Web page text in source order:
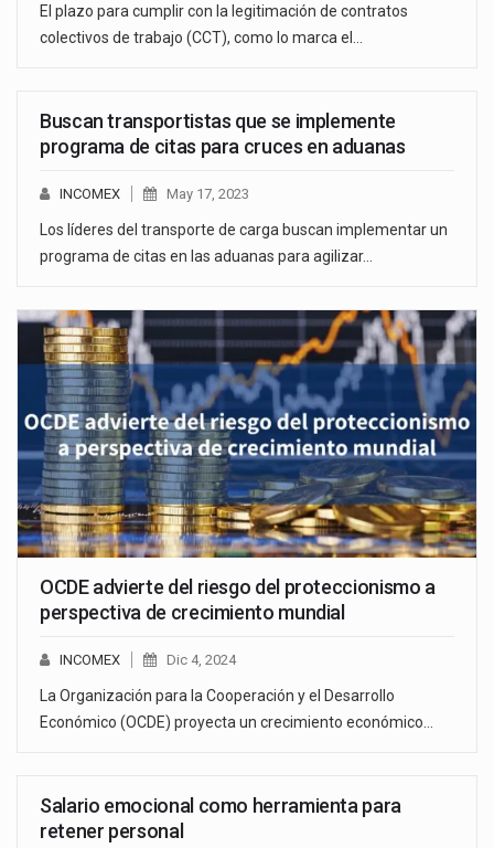
El plazo para cumplir con la legitimación de contratos
colectivos de trabajo (CCT), como lo marca el…
Buscan transportistas que se implemente
programa de citas para cruces en aduanas
INCOMEX May 17, 2023
Los líderes del transporte de carga buscan implementar un
programa de citas en las aduanas para agilizar…
OCDE advierte del riesgo del proteccionismo a
perspectiva de crecimiento mundial
INCOMEX Dic 4, 2024
La Organización para la Cooperación y el Desarrollo
Económico (OCDE) proyecta un crecimiento económico…
Salario emocional como herramienta para
retener personal